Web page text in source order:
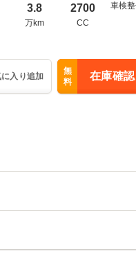
3.8
万km
2700
CC
車検
入り追加
無
料
在庫確